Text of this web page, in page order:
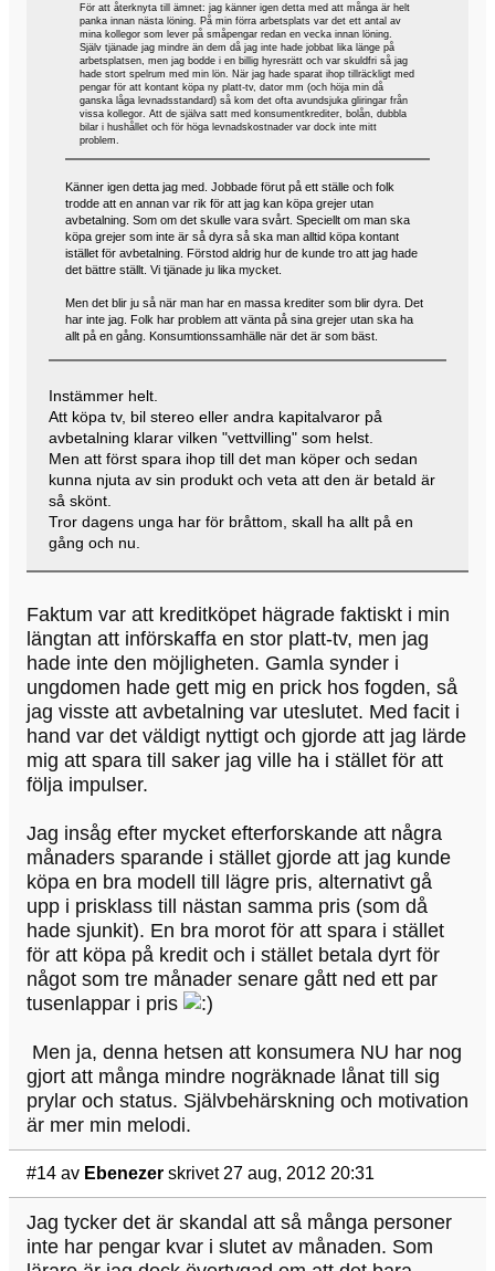
För att återknyta till ämnet: jag känner igen detta med att många är helt
panka innan nästa löning. På min förra arbetsplats var det ett antal av
mina kollegor som lever på småpengar redan en vecka innan löning.
Själv tjänade jag mindre än dem då jag inte hade jobbat lika länge på
arbetsplatsen, men jag bodde i en billig hyresrätt och var skuldfri så jag
hade stort spelrum med min lön. När jag hade sparat ihop tillräckligt med
pengar för att kontant köpa ny platt-tv, dator mm (och höja min då
ganska låga levnadsstandard) så kom det ofta avundsjuka gliringar från
vissa kollegor. Att de själva satt med konsumentkrediter, bolån, dubbla
bilar i hushållet och för höga levnadskostnader var dock inte mitt
problem.
Känner igen detta jag med. Jobbade förut på ett ställe och folk
trodde att en annan var rik för att jag kan köpa grejer utan
avbetalning. Som om det skulle vara svårt. Speciellt om man ska
köpa grejer som inte är så dyra så ska man alltid köpa kontant
istället för avbetalning. Förstod aldrig hur de kunde tro att jag hade
det bättre ställt. Vi tjänade ju lika mycket.
Men det blir ju så när man har en massa krediter som blir dyra. Det
har inte jag. Folk har problem att vänta på sina grejer utan ska ha
allt på en gång. Konsumtionssamhälle när det är som bäst.
Instämmer helt.
Att köpa tv, bil stereo eller andra kapitalvaror på
avbetalning klarar vilken "vettvilling" som helst.
Men att först spara ihop till det man köper och sedan
kunna njuta av sin produkt och veta att den är betald är
så skönt.
Tror dagens unga har för bråttom, skall ha allt på en
gång och nu.
Faktum var att kreditköpet hägrade faktiskt i min
längtan att införskaffa en stor platt-tv, men jag
hade inte den möjligheten. Gamla synder i
ungdomen hade gett mig en prick hos fogden, så
jag visste att avbetalning var uteslutet. Med facit i
hand var det väldigt nyttigt och gjorde att jag lärde
mig att spara till saker jag ville ha i stället för att
följa impulser.
Jag insåg efter mycket efterforskande att några
månaders sparande i stället gjorde att jag kunde
köpa en bra modell till lägre pris, alternativt gå
upp i prisklass till nästan samma pris (som då
hade sjunkit). En bra morot för att spara i stället
för att köpa på kredit och i stället betala dyrt för
något som tre månader senare gått ned ett par
tusenlappar i pris
Men ja, denna hetsen att konsumera NU har nog
gjort att många mindre nogräknade lånat till sig
prylar och status. Självbehärskning och motivation
är mer min melodi.
#14 av Ebenezer skrivet 27 aug, 2012 20:31
Jag tycker det är skandal att så många personer
inte har pengar kvar i slutet av månaden. Som